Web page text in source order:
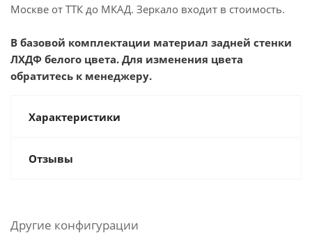
Москве от ТТК до МКАД. Зеркало входит в стоимость.
В базовой комплектации материал задней стенки
ЛХДФ белого цвета. Для изменения цвета
обратитесь к менеджеру.
Характеристики
Отзывы
Другие конфигурации